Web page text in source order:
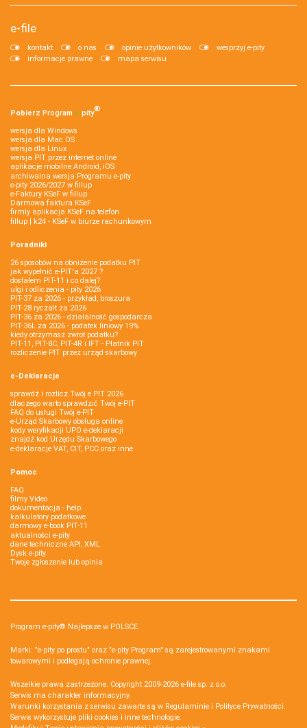
e-file
kontakt o nas opinie użytkowników
wesprzyj e-pity
informacje prawne
mapa serwisu
Pobierz Program e‑pity®
wersja dla Windows
wersja dla Mac OS
wersja dla Linux
wersja PIT przez internet online
aplikacje mobilne Android, iOS
archiwalna wersja Programu e-pity
e-pity 2026/2027 w fillup
e‑Faktury KSeF w fillup
Darmowa faktura KSeF
firmly aplikacja KSeF na telefon
fillup | k24 - KSeF w biurze rachunkowym
Poradniki
26 sposobów na obniżenie podatku PIT
jak wypełnić e-PIT'a 2027 ?
dostałem PIT-11 i co dalej?
ulgi i odliczenia - pity 2026
PIT-37 za 2026 - przykład, broszura
PIT-28 ryczałt za 2026
PIT-36 za 2026 - działalność gospodarcza
PIT-36L za 2026 - podatek liniowy 19%
kiedy otrzymasz zwrot podatku?
PIT-11, PIT-8C, PIT-4R i IFT - Płatnik PIT
rozliczenie PIT przez urząd skarbowy
e-Deklaracje
sprawdź i rozlicz Twój e PIT 2026
dlaczego warto sprawdzić Twój e-PIT
FAQ do usługi Twój e-PIT
e-Urząd Skarbowy obsługa online
kody weryfikacji UPO e-deklaracji
znajdź kod Urzędu Skarbowego
e-deklaracje VAT, CIT, PCC oraz inne
Pomoc
FAQ
filmy Video
dokumentacja - help
kalkulatory podatkowe
darmowy e-book PIT-11
aktualności e-pity
dane techniczne API, XML
Dysk e-pity
Twoje zgłoszenie lub opinia
Program e-pity® Najlepsze w POLSCE.
Marki: "e-pity po prostu" oraz "e-pity Program" są zarejestrowanymi znakami
towarowymi i podlegają ochronie prawnej.
Wszelkie prawa zastrzeżone. Copyright 2009-2026 e-file sp. z o.o.
Serwis ma charakter informacyjny.
Warunki korzystania z serwisu zawarte są w Regulaminie i Polityce Prywatności.
Serwis wykorzystuje pliki cookies i inne technologie.